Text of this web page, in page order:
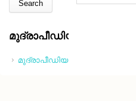
മുദ്രാപീഡിയ
മുദ്രാപീഡിയ